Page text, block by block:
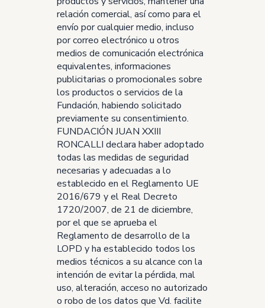
relación comercial, así como para el
envío por cualquier medio, incluso
por correo electrónico u otros
medios de comunicación electrónica
equivalentes, informaciones
publicitarias o promocionales sobre
los productos o servicios de la
Fundación, habiendo solicitado
previamente su consentimiento.
FUNDACIÓN JUAN XXIII
RONCALLI declara haber adoptado
todas las medidas de seguridad
necesarias y adecuadas a lo
establecido en el Reglamento UE
2016/679 y el Real Decreto
1720/2007, de 21 de diciembre,
por el que se aprueba el
Reglamento de desarrollo de la
LOPD y ha establecido todos los
medios técnicos a su alcance con la
intención de evitar la pérdida, mal
uso, alteración, acceso no autorizado
o robo de los datos que Vd. facilite